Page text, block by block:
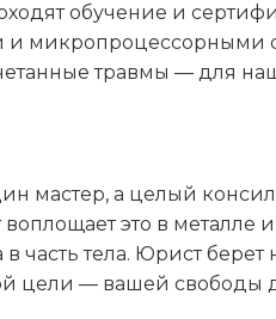
обучение и
и
травмы — для
мастер, а целый
это в металле
часть тела. Юрист
цели — вашей свободы